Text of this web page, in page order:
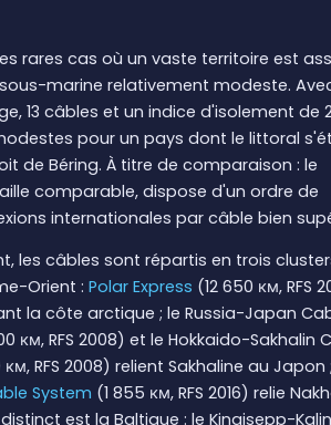
rares cas où un vaste territoire est
marine relativement modeste.
13 câbles et un indice d'isolement de
pour un pays dont le littoral
de Béring. À titre de comparaison : le
comparable, dispose d'un ordre de
internationales par câble bien
les câbles sont répartis en trois
Orient : Polar Express (12 650 км, RFS
la côte arctique ; le Russia-Japan
км, RFS 2008) et le Hokkaido-Sakhalin
км, RFS 2008) relient Sakhaline au
System (1 855 км, RFS 2016) relie
distinct est la Baltique : le Kingisepp-